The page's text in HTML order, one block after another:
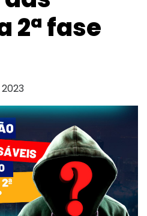
2ª fase